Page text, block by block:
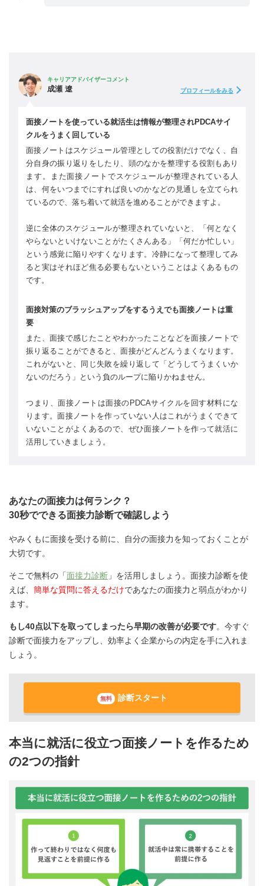
キャリアアドバイザーコメント
成瀬 遼 プロフィールをみる
面接ノートを使っている就活生は情報が整理されPDCAサイ
クルをうまく回している
面接ノートはスケジュール管理としての役割だけでなく、自
分自身の振り返りをしたり、頭のなかを整理する役割もあり
ます。また面接ノートでスケジュールが整理されている人
は、何をいつまでにすれば良いのかなどの見通しを立てられ
ているので、落ち着いて就活を進めることができますよ。
逆に全体のスケジュールが整理されていないと、「何となく
やらないといけないことがたくさんある」「何だか忙しい」
という感覚に陥りやすくなります。冷静になって整理してみ
ると実はそれほど焦る必要もないということはよくあるもの
です。
面接対策のブラッシュアップをするうえでも面接ノートは重
要
また、面接で感じたことやわかったことなどを面接ノートで
振り返ることができると、面接がどんどんうまくなります。
これがないと、同じ失敗を繰り返して「どうしてうまくいか
ないのだろう」という負のループに陥りかねません。
つまり、面接ノートは面接のPDCAサイクルを回す材料にな
ります。面接ノートを作っていない人はこれがうまくできて
いないことがよくあるので、ぜひ面接ノートを作って就活に
活用していきましょう。
あなたの面接力は何ランク？
30秒でできる面接力診断で確認しよう
やみくもに面接を受ける前に、自分の面接力を知っておくことが
大切です。
そこで無料の「面接力診断 」を活用しましょう。面接力診断を使
えば、 簡単な質問に答えるだけであなたの面接力と弱点がわかり
ます。
もし40点以下を取ってしまったら早期の改善が必要です。今すぐ
診断で面接力をアップし、効率よく企業からの内定を手に入れま
しょう。
無料 診断スタート
本当に就活に役立つ面接ノートを作るため
の2つの指針